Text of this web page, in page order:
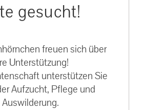
gesucht!
freuen sich über
Unterstützung!
unterstützen Sie
Aufzucht, Pflege und
Auswilderung.